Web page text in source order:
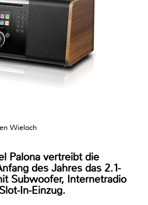
Wieloch
Palona vertreibt die
des Jahres das 2.1-
Subwoofer, Internetradio
In-Einzug.